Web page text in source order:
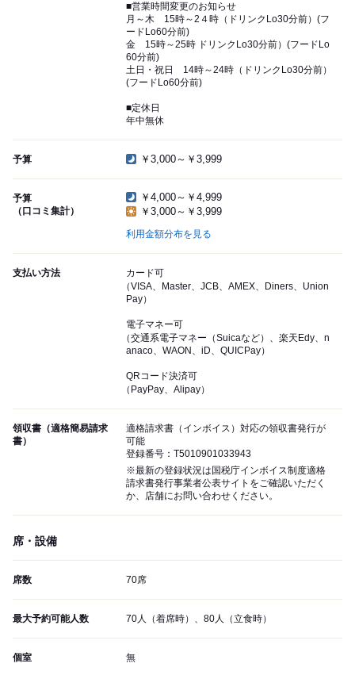
■営業時間変更のお知らせ
月～木 15時～2４時（ドリンクLo30分前）(フ
ードLo60分前)
金 15時～25時 ドリンクLo30分前）(フードLo
60分前)
土日・祝日 14時～24時（ドリンクLo30分前）
(フードLo60分前)
■定休日
年中無休
予算 ￥3,000～￥3,999
予算
（口コミ集計）
￥4,000～￥4,999
￥3,000～￥3,999
利用金額分布を見る
支払い方法
カード可
（VISA、Master、JCB、AMEX、Diners、Union
Pay）
電子マネー可
（交通系電子マネー（Suicaなど）、楽天Edy、n
anaco、WAON、iD、QUICPay）
QRコード決済可
（PayPay、Alipay）
領収書（適格簡易請求
書）
適格請求書（インボイス）対応の領収書発行が
可能
登録番号：T5010901033943
※最新の登録状況は国税庁インボイス制度適格
請求書発行事業者公表サイトをご確認いただく
か、店舗にお問い合わせください。
席・設備
席数 70席
最大予約可能人数 70人（着席時）、80人（立食時）
個室 無